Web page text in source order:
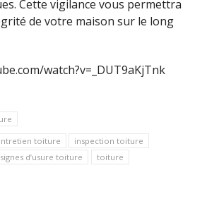
Cette vigilance vous permettra
de votre maison sur le long
watch?v=_DUT9aKjTnk
toiture
inspection toiture
signes d’usure toiture toiture